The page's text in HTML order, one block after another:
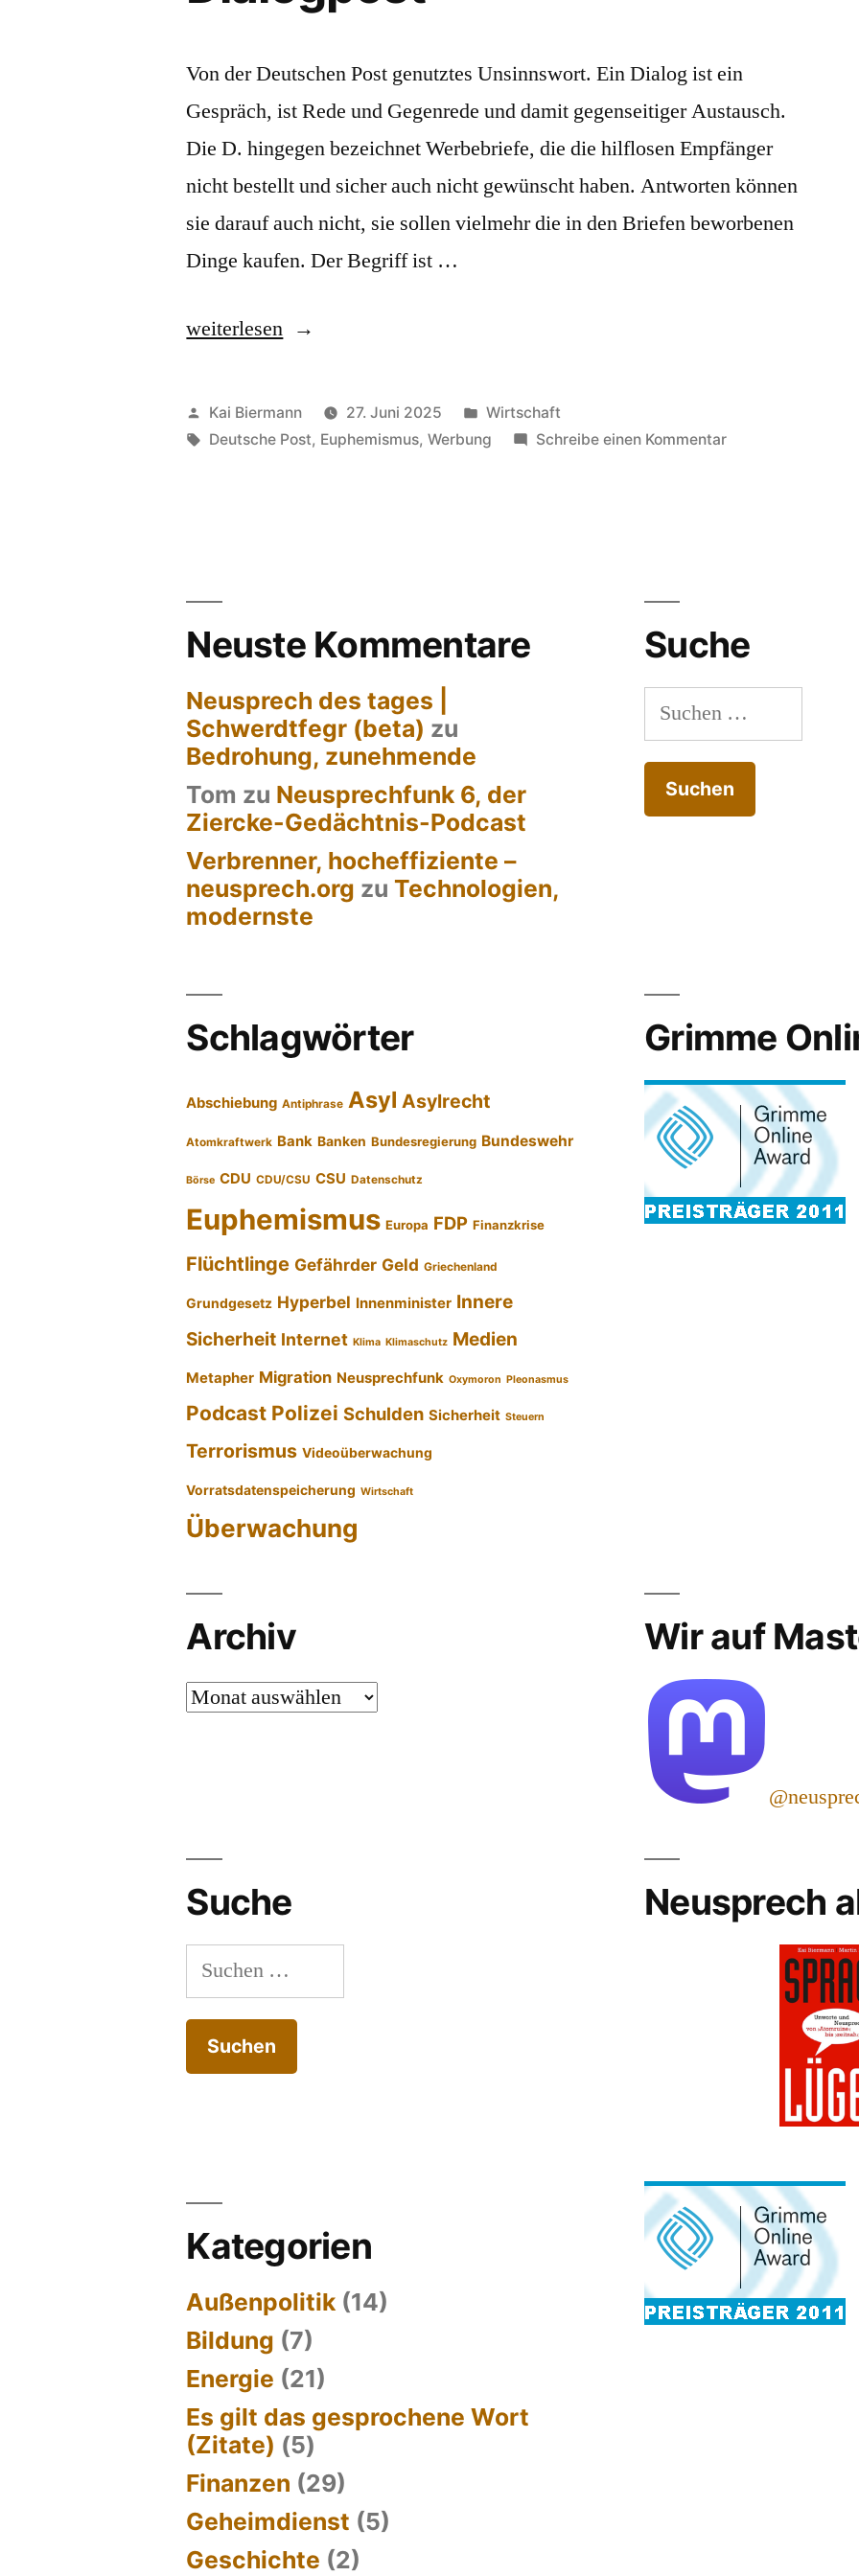
Von der Deutschen Post genutztes Unsinnswort. Ein Dialog ist ein
Gespräch, ist Rede und Gegenrede und damit gegenseitiger Austausch.
Die D. hingegen bezeichnet Werbebriefe, die die hilflosen Empfänger
nicht bestellt und sicher auch nicht gewünscht haben. Antworten können
sie darauf auch nicht, sie sollen vielmehr die in den Briefen beworbenen
Dinge kaufen. Der Begriff ist …
„Dialogpost“
weiterlesen
Veröffentlicht
von
Kai Biermann 27. Juni 2025
Veröffentlicht
in
Wirtschaft
Schlagwörter:
Deutsche Post, Euphemismus,Werbung Schreibe einen Kommentarzu
Neuste Kommentare
Neusprech des tages |
Schwerdtfegr (beta) zu
Bedrohung, zunehmende
Tom zu Neusprechfunk 6, der
Ziercke-Gedächtnis-Podcast
Verbrenner, hocheffiziente –
neusprech.org zuTechnologien,
modernste
Suche
Suchen
nach:
Schlagwörter
Abschiebung Antiphrase Asyl Asylrecht
Atomkraftwerk Bank Banken Bundesregierung Bundeswehr
Börse CDU CDU/CSU CSU Datenschutz
Euphemismus Europa FDP Finanzkrise
Flüchtlinge Gefährder Geld Griechenland
Grundgesetz Hyperbel Innenminister Innere
Sicherheit Internet Klima Klimaschutz Medien
Metapher Migration Neusprechfunk Oxymoron Pleonasmus
Podcast Polizei Schulden Sicherheit Steuern
Terrorismus Videoüberwachung
Vorratsdatenspeicherung Wirtschaft
Überwachung
Grimme
Archiv
Archiv
Wir auf
Suche
Suchen
nach:
Neusprech
Kategorien
Außenpolitik (14)
Bildung (7)
Energie (21)
Es gilt das gesprochene Wort
(Zitate) (5)
Finanzen (29)
Geheimdienst (5)
Geschichte (2)